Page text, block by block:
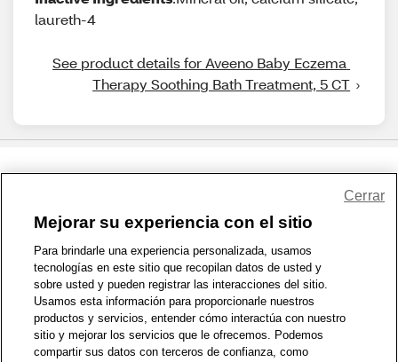
laureth-4
See product details for Aveeno Baby Eczema
Therapy Soothing Bath Treatment, 5 CT
1-800-679-9691 | Contáctenos | Términos de Uso | Accesibilidad
Política de Privacidad | WA Privacy Policy | Mapa del sitio
Zona de Bienestar | © 1999 - 2026 CVS.com
Mejorar su experiencia con el sitio
Para brindarle una experiencia personalizada, usamos
tecnologías en este sitio que recopilan datos de usted y
sobre usted y pueden registrar las interacciones del sitio.
Usamos esta información para proporcionarle nuestros
productos y servicios, entender cómo interactúa con nuestro
sitio y mejorar los servicios que le ofrecemos. Podemos
compartir sus datos con terceros de confianza, como
Cerrar